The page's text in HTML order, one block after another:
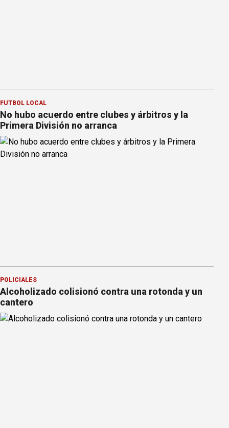
FÚTBOL LOCAL
No hubo acuerdo entre clubes y árbitros y la
Primera División no arranca
POLICIALES
Alcoholizado colisionó contra una rotonda y un
cantero